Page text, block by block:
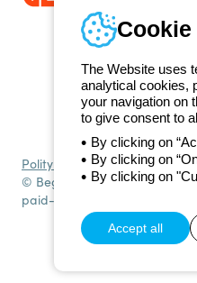
Od 2025 roku firma Beghelli
LightZone, w którym
Od poniedziałku do piątku w
Polityka prywatnościPolityka
© Beghelli S.p.A. Sole
paid-up capital: 10,000,000
The Website uses
analytical cookies,
your navigation on
to give consent to
By clicking on
By clicking on
By clicking on
Accept all